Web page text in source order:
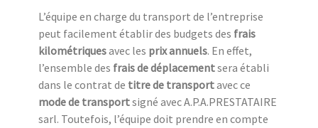
L’équipe en charge du transport de l’entreprise
peut facilement établir des budgets des frais
kilométriquesavec les prix annuels. En effet,
l’ensemble des frais de déplacementsera établi
dans le contrat de titre de transportavec ce
mode de transportsigné avec A.P.A.PRESTATAIRE
sarl. Toutefois, l’équipe doit prendre en compte